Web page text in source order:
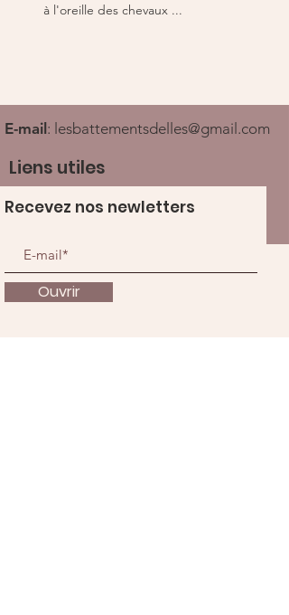
à l'oreille des chevaux ...
E-mail : lesbattementsdelles@gmail.com
Liens utiles
Recevez nos newletters
Ouvrir